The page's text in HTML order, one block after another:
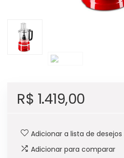
R$ 1.419,00
Adicionar a lista de desejos
Adicionar para comparar